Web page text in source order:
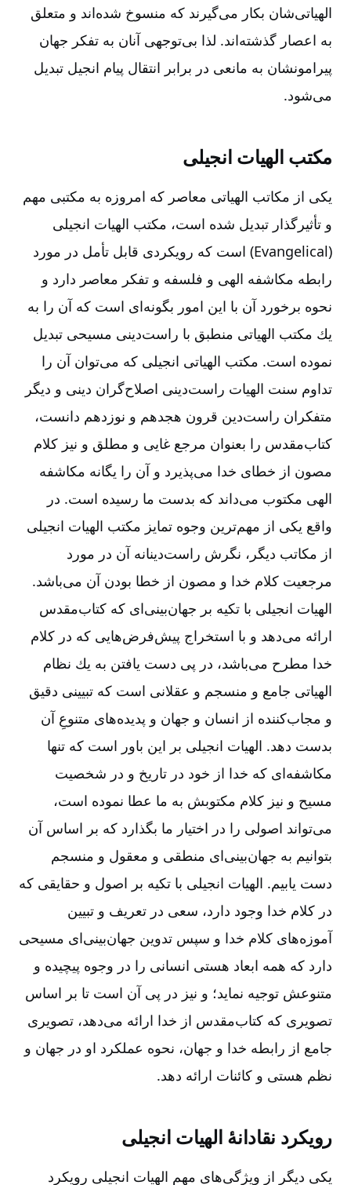
الهیاتی‌شان‌ بكار می‌گیرند كه‌ منسوخ‌ شده‌اند و متعلق‌
به‌ اعصار گذشته‌اند. لذا بی‌توجهی‌ آنان‌ به‌ تفكر جهان‌
پیرامونشان‌ به‌ مانعی‌ در برابر انتقال‌ پیام‌ انجیل‌ تبدیل‌
می‌شود.
مكتب‌ الهیات‌ انجیلی‌
یكی‌ از مكاتب‌ الهیاتی‌ معاصر كه‌ امروزه‌ به‌ مكتبی‌ مهم‌
و تأثیرگذار تبدیل‌ شده‌ است‌، مكتب‌ الهیات‌ انجیلی‌
(Evangelical) است‌ كه‌ رویكردی‌ قابل‌ تأمل‌ در مورد
رابطه‌ مكاشفه‌ الهی‌ و فلسفه‌ و تفكر معاصر دارد و
نحوه‌ برخورد آن‌ با این‌ امور بگونه‌ای‌ است‌ كه‌ آن‌ را به‌
یك‌ مكتب‌ الهیاتی‌ منطبق‌ با راست‌دینی‌ مسیحی‌ تبدیل‌
نموده‌ است‌. مكتب‌ الهیاتی‌ انجیلی‌ كه‌ می‌توان‌ آن‌ را
تداوم‌ سنت‌ الهیات‌ راست‌دینی اصلاح‌گران‌ دینی‌ و دیگر
متفكران‌ راست‌دین‌ قرون‌ هجدهم‌ و نوزدهم‌ دانست‌،
كتاب‌مقدس‌ را بعنوان‌ مرجع‌ غایی‌ و مطلق‌ و نیز كلام‌
مصون‌ از خطای‌ خدا می‌پذیرد و آن‌ را یگانه‌ مكاشفه‌
الهی‌ مكتوب‌ می‌داند كه‌ بدست‌ ما رسیده‌ است‌. در
واقع‌ یكی‌ از مهم‌ترین‌ وجوه‌ تمایز مكتب‌ الهیات‌ انجیلی‌
از مكاتب‌ دیگر، نگرش‌ راست‌دینانه‌ آن‌ در مورد
مرجعیت‌ كلام‌ خدا و مصون‌ از خطا بودن‌ آن‌ می‌باشد.
الهیات‌ انجیلی‌ با تكیه‌ بر جهان‌بینی‌ای‌ كه‌ كتاب‌مقدس‌
ارائه‌ می‌دهد و با استخراج‌ پیش‌فرض‌هایی‌ كه‌ در كلام‌
خدا مطرح‌ می‌باشد، در پی‌ دست‌ یافتن‌ به‌ یك‌ نظام‌
الهیاتی‌ جامع‌ و منسجم‌ و عقلانی‌ است‌ كه‌ تبیینی‌ دقیق‌
و مجاب‌كننده‌ از انسان‌ و جهان‌ و پدیده‌های‌ متنوعِ آن‌
بدست‌ دهد. الهیات‌ انجیلی‌ بر این‌ باور است‌ كه‌ تنها
مكاشفه‌ای‌ كه‌ خدا از خود در تاریخ‌ و در شخصیت‌
مسیح‌ و نیز كلام‌ مكتوبش‌ به‌ ما عطا نموده‌ است‌،
می‌تواند اصولی‌ را در اختیار ما بگذارد كه‌ بر اساس‌ آن‌
بتوانیم‌ به‌ جهان‌بینی‌ای‌ منطقی‌ و معقول‌ و منسجم‌
دست‌ یابیم‌. الهیات‌ انجیلی‌ با تكیه‌ بر اصول‌ و حقایقی‌ كه‌
در كلام‌ خدا وجود دارد، سعی‌ در تعریف‌ و تبیین‌
آموزه‌های‌ كلام‌ خدا و سپس‌ تدوین‌ جهان‌بینی‌ای‌ مسیحی‌
دارد كه‌ همه‌ ابعاد هستی‌ انسانی‌ را در وجوه‌ پیچیده‌ و
متنوعش‌ توجیه‌ نماید؛ و نیز در پی‌ آن‌ است‌ تا بر اساس‌
تصویری‌ كه‌ كتاب‌مقدس‌ از خدا ارائه‌ می‌دهد، تصویری‌
جامع‌ از رابطه‌ خدا و جهان‌، نحوه‌ عملكرد او در جهان‌ و
نظم‌ هستی‌ و كائنات‌ ارائه‌ دهد.
رویكرد نقادانۀ‌ الهیات‌ انجیلی‌
یكی‌ دیگر از ویژگی‌های‌ مهم‌ الهیات‌ انجیلی‌ رویكرد